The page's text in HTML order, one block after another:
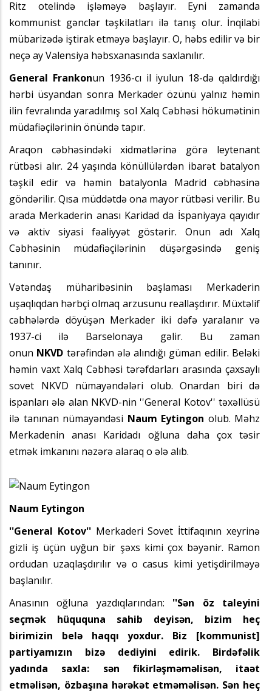
Ritz otelində işləməyə başlayır. Eyni zamanda
kommunist gənclər təşkilatları ilə tanış olur. İnqilabi
mübarizədə iştirak etməyə başlayır. O, həbs edilir və bir
neçə ay Valensiya həbsxanasında saxlanılır.
General Frankonun 1936-cı il iyulun 18-də qaldırdığı
hərbi üsyandan sonra Merkader özünü yalnız həmin
ilin fevralında yaradılmış sol Xalq Cəbhəsi hökumətinin
müdafiəçilərinin önündə tapır.
Araqon cəbhəsindəki xidmətlərinə görə leytenant
rütbəsi alır. 24 yaşında könüllülərdən ibarət batalyon
təşkil edir və həmin batalyonla Madrid cəbhəsinə
göndərilir. Qısa müddətdə ona mayor rütbəsi verilir. Bu
arada Merkaderin anası Karidad da İspaniyaya qayıdır
və aktiv siyasi fəaliyyət göstərir. Onun adı Xalq
Cəbhəsinin müdafiəçilərinin düşərgəsində geniş
tanınır.
Vətəndaş müharibəsinin başlaması Merkaderin
uşaqlıqdan hərbçi olmaq arzusunu reallaşdırır. Müxtəlif
cəbhələrdə döyüşən Merkader iki dəfə yaralanır və
1937-ci ilə Barselonaya gəlir. Bu zaman
onun NKVD tərəfindən ələ alındığı güman edilir. Beləki
həmin vaxt Xalq Cəbhəsi tərəfdarları arasında çaxsaylı
sovet NKVD nümayəndələri olub. Onardan biri də
ispanları ələ alan NKVD-nin ''General Kotov'' təxəllüsü
ilə tanınan nümayəndəsi Naum Eytingon olub. Məhz
Merkadenin anası Karidadı oğluna daha çox təsir
etmək imkanını nəzərə alaraq o ələ alıb.
Naum Eytingon
''General Kotov''Merkaderi Sovet İttifaqının xeyrinə
gizli iş üçün uyğun bir şəxs kimi çox bəyənir. Ramon
ordudan uzaqlaşdırılır və o casus kimi yetişdirilməyə
başlanılır.
Anasının oğluna yazdıqlarından: ''Sən öz taleyini
seçmək hüququna sahib deyisən, bizim heç
birimizin belə haqqı yoxdur. Biz [kommunist]
partiyamızın bizə dediyini edirik. Birdəfəlik
yadında saxla: sən fikirləşməməlisən, itaət
etməlisən, özbaşına hərəkət etməməlisən. Sən heç